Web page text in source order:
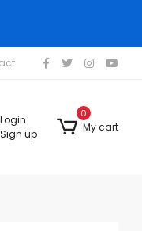
Login
Sign up
0
My cart